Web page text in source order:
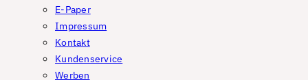
E-Paper
Impressum
Kontakt
Kundenservice
Werben